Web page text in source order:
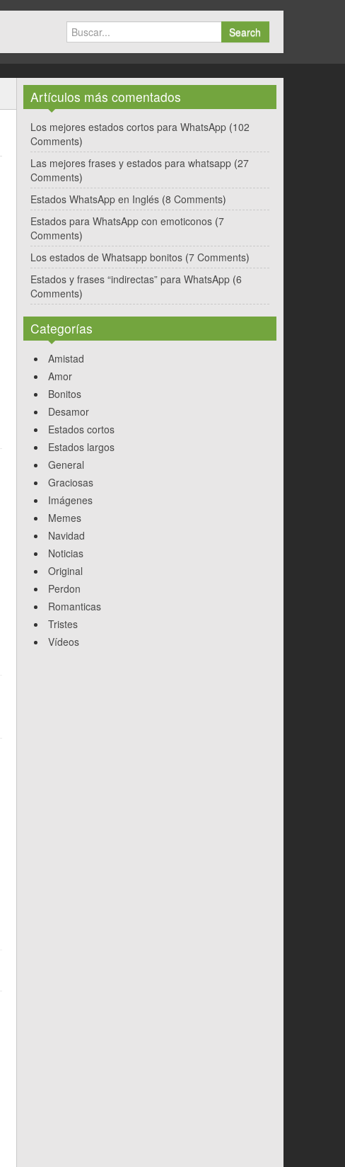
Search
Artículos más comentados
Los mejores estados cortos para WhatsApp (102
Comments)
Las mejores frases y estados para whatsapp (27
Comments)
Estados WhatsApp en Inglés (8 Comments)
Estados para WhatsApp con emoticonos (7
Comments)
Los estados de Whatsapp bonitos (7 Comments)
Estados y frases “indirectas” para WhatsApp (6
Comments)
Categorías
Amistad
Amor
Bonitos
Desamor
Estados cortos
Estados largos
General
Graciosas
Imágenes
Memes
Navidad
Noticias
Original
Perdon
Romanticas
Tristes
Vídeos